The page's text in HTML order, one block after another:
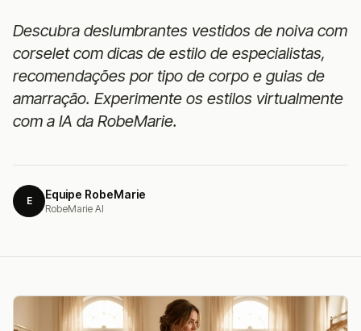
Descubra deslumbrantes vestidos de noiva com
corselet com dicas de estilo de especialistas,
recomendações por tipo de corpo e guias de
amarração. Experimente os estilos virtualmente
com a IA da RobeMarie.
E Equipe RobeMarie
RobeMarie AI